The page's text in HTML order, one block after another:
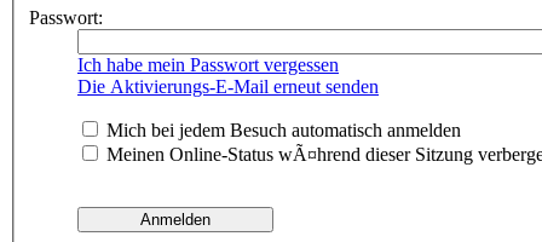
Passwort:
Ich habe mein Passwort vergessen
Die Aktivierungs-E-Mail erneut senden
Mich bei jedem Besuch automatisch anmelden
Meinen Online-Status wÃ¤hrend dieser Sitzung